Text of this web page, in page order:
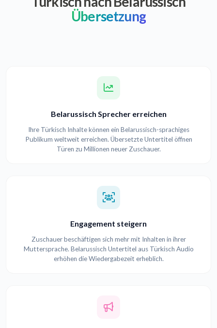
Übersetzung
Belarussisch Sprecher erreichen
Ihre Türkisch Inhalte können ein Belarussisch-sprachiges
Publikum weltweit erreichen. Übersetzte Untertitel öffnen
Türen zu Millionen neuer Zuschauer.
Engagement steigern
Zuschauer beschäftigen sich mehr mit Inhalten in ihrer
Muttersprache. Belarussisch Untertitel aus Türkisch Audio
erhöhen die Wiedergabezeit erheblich.